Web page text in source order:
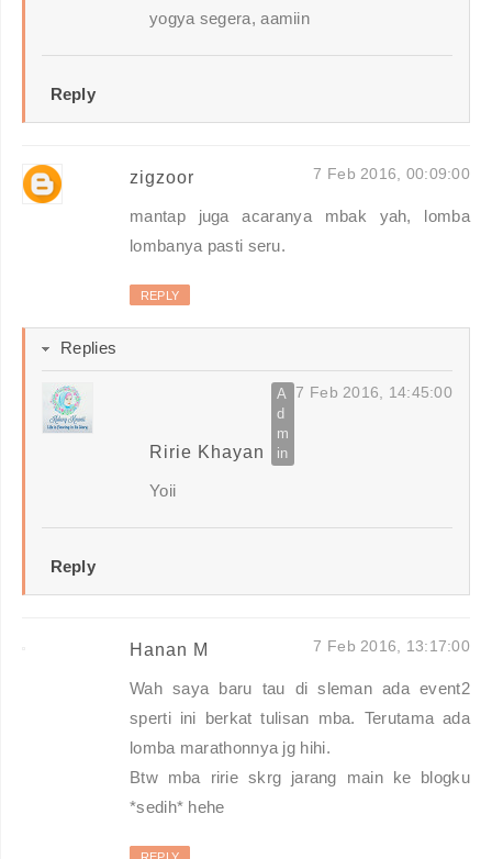
yogya segera, aamiin
Reply
zigzoor 7 Feb 2016, 00:09:00
mantap juga acaranya mbak yah, lomba
lombanya pasti seru.
REPLY
Replies
Ririe Khayan
7 Feb 2016, 14:45:00
Yoii
Reply
Hanan M 7 Feb 2016, 13:17:00
Wah saya baru tau di sleman ada event2
sperti ini berkat tulisan mba. Terutama ada
lomba marathonnya jg hihi.
Btw mba ririe skrg jarang main ke blogku
*sedih* hehe
REPLY